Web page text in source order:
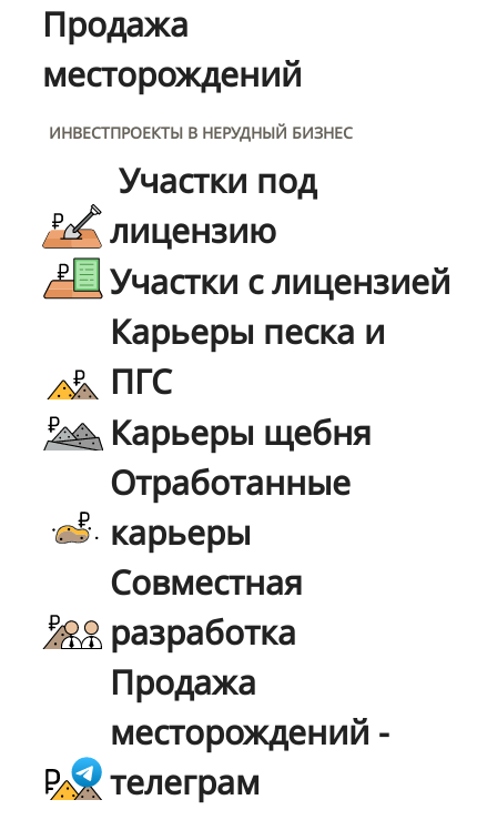
Продажа
месторождений
ИНВЕСТПРОЕКТЫ В НЕРУДНЫЙ БИЗНЕС
Участки под
лицензию
Участки с лицензией
Карьеры песка и
ПГС
Карьеры щебня
Отработанные
карьеры
Совместная
разработка
Продажа
месторождений -
телеграм